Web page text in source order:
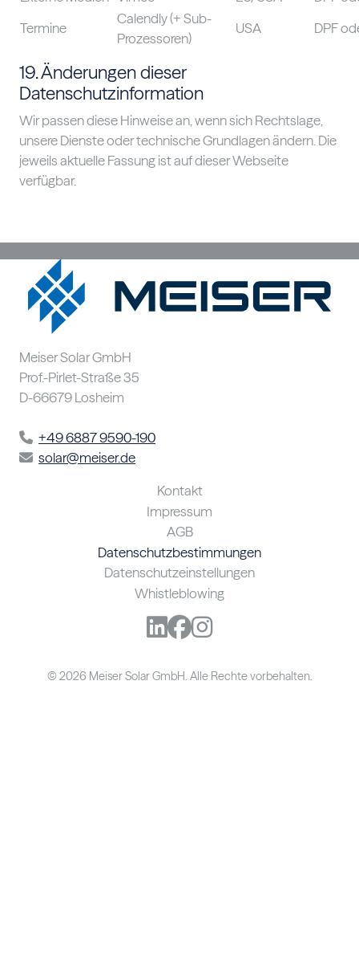
Termine
Calendly (+ Sub-
Prozessoren)
USA DPF
19. Änderungen dieser
Datenschutzinformation
Wir passen diese Hinweise an, wenn sich Rechtslage,
unsere Dienste oder technische Grundlagen ändern. Die
jeweils aktuelle Fassung ist auf dieser Webseite
verfügbar.
Meiser Solar GmbH
Prof.-Pirlet-Straße 35
D-66679 Losheim
+49 6887 9590-190
solar@meiser.de
Kontakt
Impressum
AGB
Datenschutzbestimmungen
Datenschutzeinstellungen
Whistleblowing
© 2026 Meiser Solar GmbH. Alle Rechte vorbehalten.